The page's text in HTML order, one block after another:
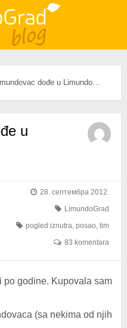
dođe u Limundo…
u
28. септембра 2012.
LimundoGrad
pogled iznutra,posao,tim
83 komentara
po godine. Kupovala sam
(sa nekima od njih